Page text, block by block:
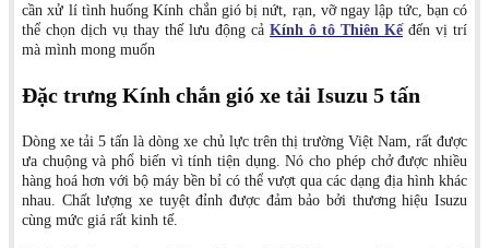
cần xử lí tình huống Kính chắn gió bị nứt, rạn, vỡ ngay lập tức, bạn có
thể chọn dịch vụ thay thế lưu động cả Kính ô tô Thiên Kếđến vị trí
mà mình mong muốn
Đặc trưng Kính chắn gió xe tải Isuzu 5 tấn
Dòng xe tải 5 tấn là dòng xe chủ lực trên thị trường Việt Nam, rất được
ưa chuộng và phổ biến vì tính tiện dụng. Nó cho phép chở được nhiều
hàng hoá hơn với bộ máy bền bỉ có thể vượt qua các dạng địa hình khác
nhau. Chất lượng xe tuyệt đỉnh được đảm bảo bởi thương hiệu Isuzu
cùng mức giá rất kinh tế.